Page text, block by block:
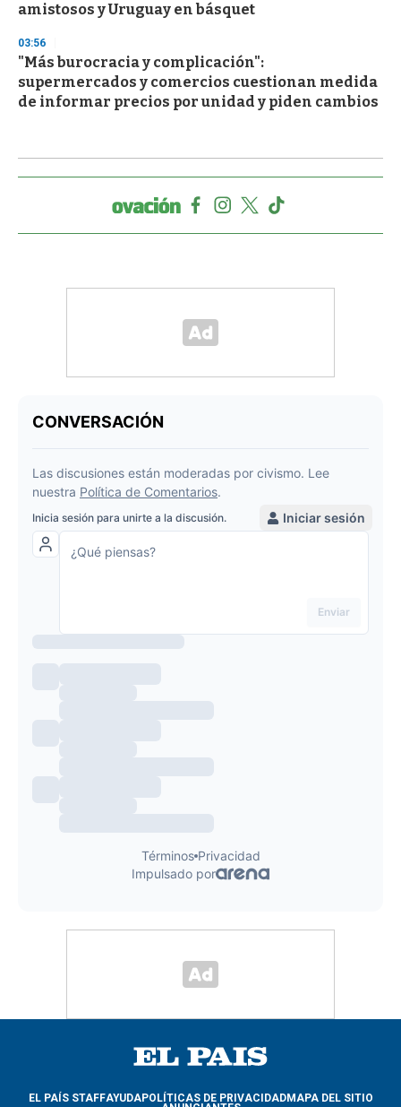
amistosos y Uruguay en básquet
03:56
"Más burocracia y complicación":
supermercados y comercios cuestionan medida
de informar precios por unidad y piden cambios
EL PAÍS STAFFAYUDAPOLÍTICAS DE PRIVACIDADMAPA DEL SITIO